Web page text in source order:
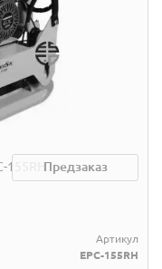
155RHПредзаказ
Артикул
EPC-155RH